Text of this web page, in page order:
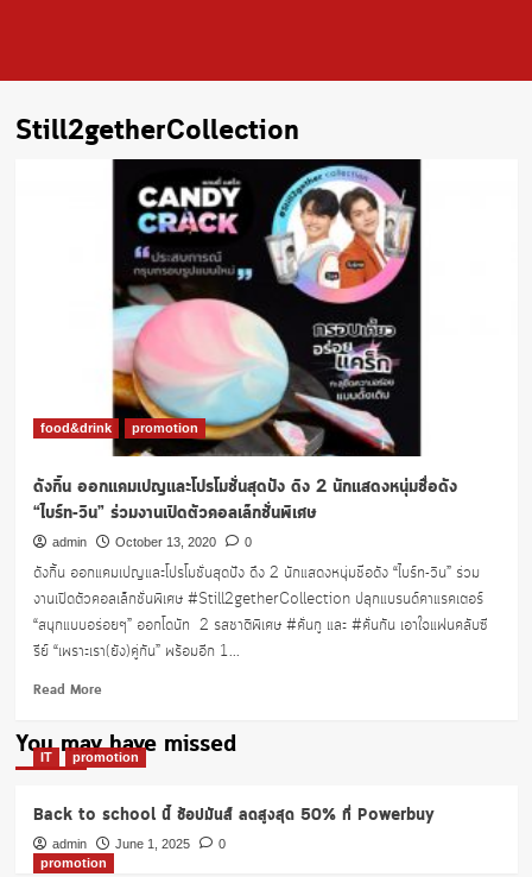
Still2getherCollection
food&drink promotion
ดังกิ้น ออกแคมเปญและโปรโมชั่นสุดปัง ดึง 2 นักแสดงหนุ่มชื่อดัง
“ไบร์ท-วิน” ร่วมงานเปิดตัวคอลเล็กชั่นพิเศษ
admin October 13, 2020 0
ดังกิ้น ออกแคมเปญและโปรโมชั่นสุดปัง ดึง 2 นักแสดงหนุ่มชื่อดัง “ไบร์ท-วิน” ร่วม
งานเปิดตัวคอลเล็กชั่นพิเศษ #Still2getherCollection ปลุกแบรนด์คาแรคเตอร์
“สนุกแบบอร่อยๆ” ออกโดนัท 2 รสชาติพิเศษ #คั่นกู และ #คั่นกัน เอาใจแฟนคลับซี
รีย์ “เพราะเรา(ยัง)คู่กัน” พร้อมอีก 1...
Read MoreRead
about
ดัง
แคมเปญ
และ
โปร
You may have missed
IT promotion
Back to school นี้ ช้อปมันส์ ลดสูงสุด 50% ที่ Powerbuy
admin June 1, 2025
0
promotion